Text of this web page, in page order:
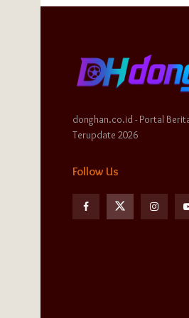
donghan.co.id - Portal
Terupdate 2026
Follow Us